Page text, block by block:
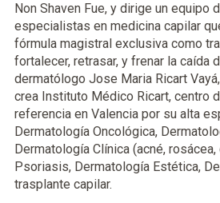
Non Shaven Fue, y dirige un equipo
especialistas en medicina capilar
fórmula magistral exclusiva como
fortalecer, retrasar, y frenar la caída
dermatólogo Jose Maria Ricart
crea Instituto Médico Ricart, centro
referencia en Valencia por su alta
Dermatología Oncológica,
Dermatología Clínica (acné,
Psoriasis, Dermatología Estética,
trasplante capilar.